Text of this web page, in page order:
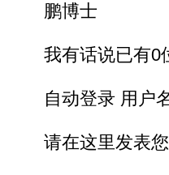
鹏博士
我有话说已有0
自动登录 用户名
请在这里发表您